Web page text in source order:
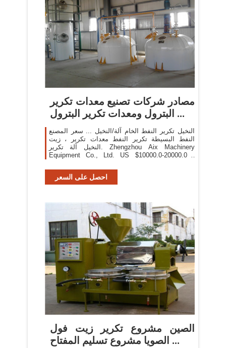
مصادر شركات تصنيع معدات تكرير
البترول ومعدات تكرير البترول ...
النخيل تكرير النفط الخام آلة/النخيل ... سعر المصنع
النفط البسيطة تكرير النفط معدات تكرير ، زيت
النخيل آلة تكرير. Zhengzhou Aix Machinery
Equipment Co., Ltd. US $10000.0-20000.0 /
احصل على السعر
الصين مشروع تكرير زيت فول
الصويا مشروع تسليم المفتاح ...